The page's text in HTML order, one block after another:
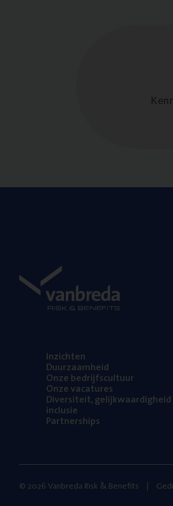
Inzich­ten
Duur­zaam­heid
Onze bedrijfs­cul­tuur
Onze vaca­tu­res
Diver­si­teit, gelijk­waar­dig­heid
inclusie
Part­ner­ships
© 2026 Vanbreda Risk & Benefits